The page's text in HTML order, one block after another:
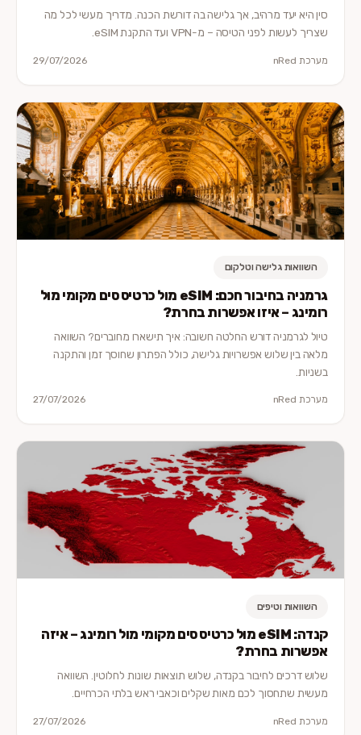
סין היא יעד מרהיב, אך גלישה בה דורשת הכנה. מדריך מעשי לכל מה
שצריך לעשות לפני הטיסה – מ-VPN ועד התקנת eSIM.
מערכת nRed 29/07/2026
השוואות גלישה וטלקום
גרמניה בחיבור חכם: eSIM מול כרטיס סים מקומי מול
רומינג – איזו אפשרות בחרת?
טיול לגרמניה דורש החלטה חשובה: איך תישארו מחוברים? השוואה
מלאה בין שלוש אפשרויות גלישה, כולל הפתרון שחוסך זמן והתקנה
בשניות.
מערכת nRed 27/07/2026
השוואות וטיפים
קנדה: eSIM מול כרטיס סים מקומי מול רומינג – איזה
אפשרות בחרת?
שלוש דרכים לחיבור בקנדה, שלוש תוצאות שונות לחלוטין. השוואה
מעשית שתחסוך לכם מאות שקלים וכאבי ראש בלתי הכרחיים.
מערכת nRed 27/07/2026